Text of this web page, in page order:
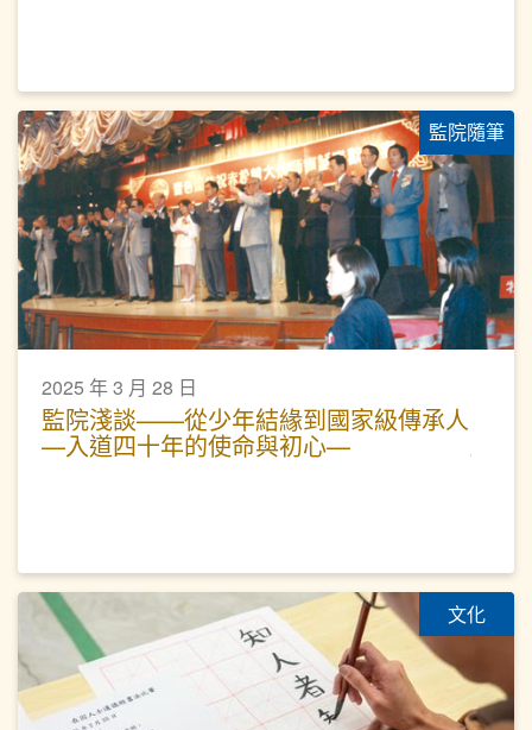
監院隨筆
2025 年 3 月 28 日
監院淺談——從少年結緣到國家級傳承人
—入道四十年的使命與初心—
文化